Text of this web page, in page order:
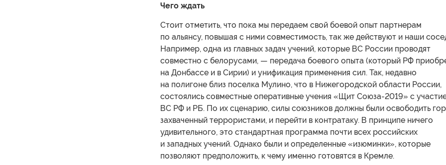
Чего ждать
Стоит отметить, что пока мы передаем свой боевой опыт партнерам
по альянсу, повышая с ними совместимость, так же действуют и наши
Например, одна из главных задач учений, которые ВС России проводят
совместно с белорусами, — передача боевого опыта (который РФ
на Донбассе и в Сирии) и унификация применения сил. Так, недавно
на полигоне близ поселка Мулино, что в Нижегородской области России,
состоялись совместные оперативные учения «Щит Союза-2019» с
ВС РФ и РБ. По их сценарию, силы союзников должны были освободить
захваченный террористами, и перейти в контратаку. В принципе ничего
удивительного, это стандартная программа почти всех российских
и западных учений. Однако были и определенные «изюминки», которые
позволяют предположить, к чему именно готовятся в Кремле.